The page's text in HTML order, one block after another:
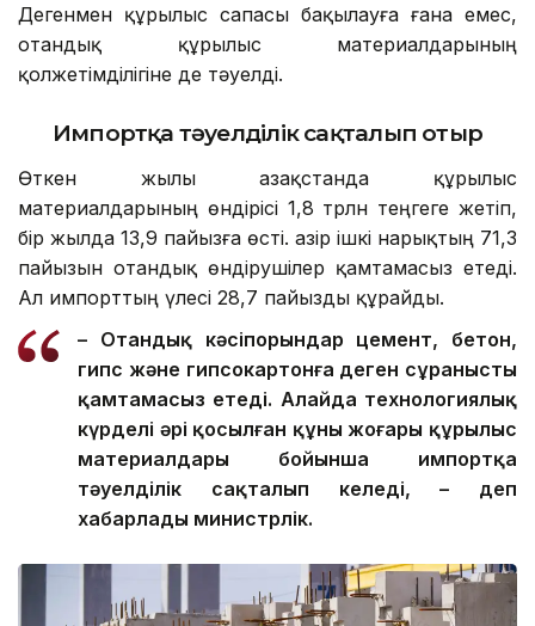
Дегенмен құрылыс сапасы бақылауға ғана емес,
отандық құрылыс материалдарының
қолжетімділігіне де тәуелді.
Импортқа тәуелділік сақталып отыр
Өткен жылы Қазақстанда құрылыс
материалдарының өндірісі 1,8 трлн теңгеге жетіп,
бір жылда 13,9 пайызға өсті. Қазір ішкі нарықтың 71,3
пайызын отандық өндірушілер қамтамасыз етеді.
Ал импорттың үлесі 28,7 пайызды құрайды.
– Отандық кәсіпорындар цемент, бетон,
гипс және гипсокартонға деген сұранысты
қамтамасыз етеді. Алайда технологиялық
күрделі әрі қосылған құны жоғары құрылыс
материалдары бойынша импортқа
тәуелділік сақталып келеді, – деп
хабарлады министрлік.